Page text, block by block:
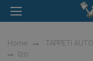
Home TAPPETI AUTO
I20